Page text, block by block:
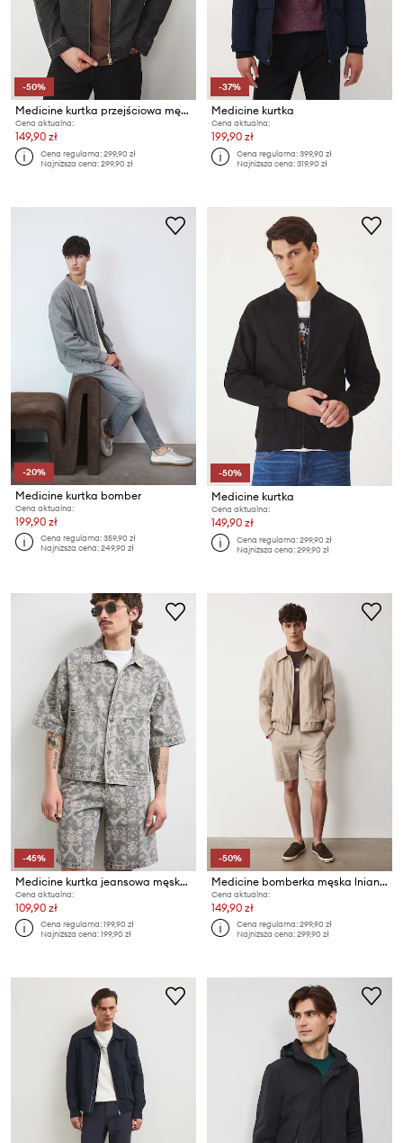
-50%
Medicine kurtka przejściowa męska bawełniana
Cena aktualna:
149,90 zł
Cena regularna:299,90 zł
Najniższa cena:299,90 zł
-37%
Medicine kurtka
Cena aktualna:
199,90 zł
Cena regularna:399,90 zł
Najniższa cena:319,90 zł
-20%
Medicine kurtka bomber
Cena aktualna:
199,90 zł
Cena regularna:359,90 zł
Najniższa cena:249,90 zł
-50%
Medicine kurtka
Cena aktualna:
149,90 zł
Cena regularna:299,90 zł
Najniższa cena:299,90 zł
-45%
Medicine kurtka jeansowa męska bawełniana
Cena aktualna:
109,90 zł
Cena regularna:199,90 zł
Najniższa cena:199,90 zł
-50%
Medicine bomberka męska lniana
Cena aktualna:
149,90 zł
Cena regularna:299,90 zł
Najniższa cena:299,90 zł